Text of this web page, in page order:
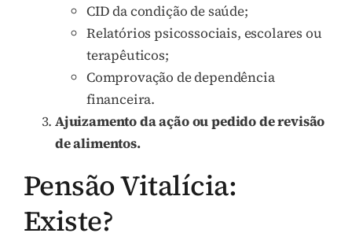
CID da condição de saúde;
Relatórios psicossociais, escolares ou
terapêuticos;
Comprovação de dependência
financeira.
Ajuizamento da ação ou pedido de revisão
de alimentos.
Pensão Vitalícia:
Existe?